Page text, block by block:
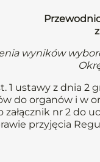
wyników
1 ustawy z dnia 2
do organów i w
nr 2 do
przyjęcia